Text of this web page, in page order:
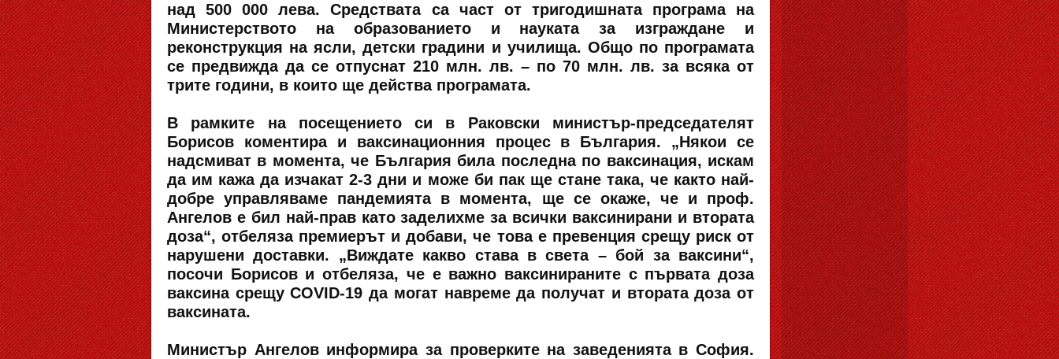
над 500 000 лева. Средствата са част от тригодишната програма на
Министерството на образованието и науката за изграждане и
реконструкция на ясли, детски градини и училища. Общо по програмата
се предвижда да се отпуснат 210 млн. лв. – по 70 млн. лв. за всяка от
трите години, в които ще действа програмата.
В рамките на посещението си в Раковски министър-председателят
Борисов коментира и ваксинационния процес в България. „Някои се
надсмиват в момента, че България била последна по ваксинация, искам
да им кажа да изчакат 2-3 дни и може би пак ще стане така, че както най-
добре управляваме пандемията в момента, ще се окаже, че и проф.
Ангелов е бил най-прав като заделихме за всички ваксинирани и втората
доза“, отбеляза премиерът и добави, че това е превенция срещу риск от
нарушени доставки. „Виждате какво става в света – бой за ваксини“,
посочи Борисов и отбеляза, че е важно ваксинираните с първата доза
ваксина срещу COVID-19 да могат навреме да получат и втората доза от
ваксината.
Министър Ангелов информира за проверките на заведенията в София.